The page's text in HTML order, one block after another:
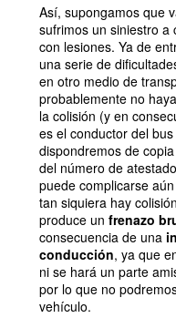
Así, supongamos que
sufrimos un siniestro a
con lesiones. Ya de
una serie de
en otro medio de
probablemente no
la colisión (y en
es el conductor del
dispondremos de
del número de
puede complicarse
tan siquiera hay
produce un frenazo
consecuencia de una
conducción, ya que
ni se hará un parte
por lo que no
vehículo.